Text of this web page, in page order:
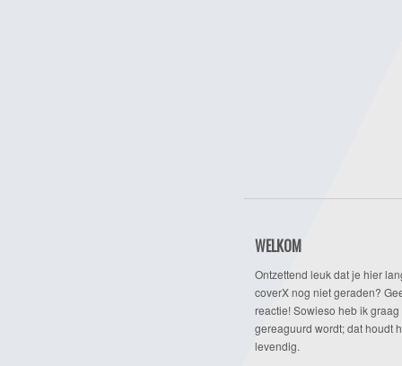
WELKOM
Ontzettend leuk dat je hier
coverX nog niet geraden?
reactie! Sowieso heb ik graag
gereaguurd wordt; dat houdt
levendig.